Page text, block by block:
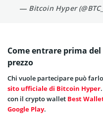
— Bitcoin Hyper
Come entrare prima
prezzo
Chi vuole partecipare può
sito ufficiale di Bitcoin Hyper
con il crypto wallet Best
Google Play.